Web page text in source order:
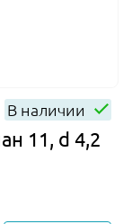
В наличии
11, d 4,2